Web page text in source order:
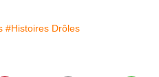
#Histoires Drôles